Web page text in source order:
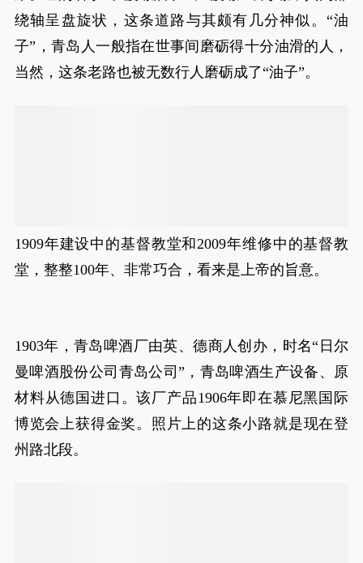
绕轴呈盘旋状，这条道路与其颇有几分神似。“油
子”，青岛人一般指在世事间磨砺得十分油滑的人，
当然，这条老路也被无数行人磨砺成了“油子”。
1909年建设中的基督教堂和2009年维修中的基督教
堂，整整100年、非常巧合，看来是上帝的旨意。
1903年，青岛啤酒厂由英、德商人创办，时名“日尔
曼啤酒股份公司青岛公司”，青岛啤酒生产设备、原
材料从德国进口。该厂产品1906年即在慕尼黑国际
博览会上获得金奖。照片上的这条小路就是现在登
州路北段。